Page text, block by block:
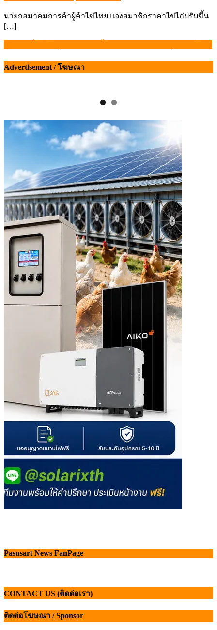
นายกสมาคมการค้าผู้ค้าไข่ไทย แจงสมาชิกราคาไข่ไก่ปรับขึ้น
[…]
แนะแนว
เรื่อง
Advertisement / โฆษณา
Pasusart News FanPage
CONTACT US (ติดต่อเรา)
ติดต่อโฆษณา / Sponsor